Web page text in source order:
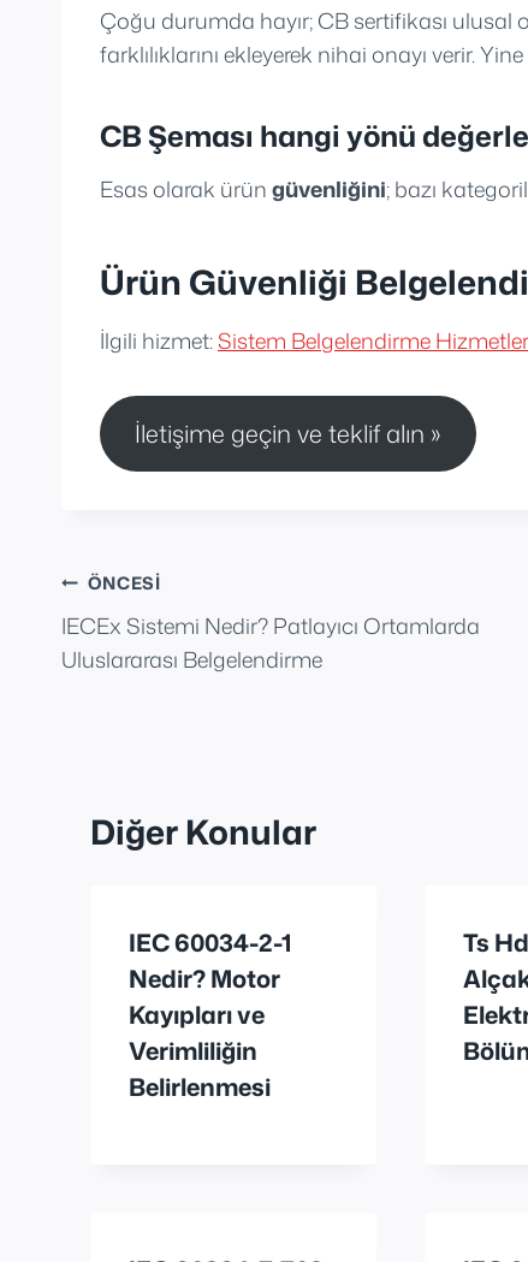
Çoğu durumda hayır; CB sertifikası ulusal
farklılıklarını ekleyerek nihai onayı verir.
CB Şeması hangi yönü
Esas olarak ürüngüvenliğini; bazı
Ürün Güvenliği
İlgili hizmet:Sistem Belgelendirme
İletişime geçin ve teklif alın »
Yazı
gezinmesi
ÖNCESI
IECEx Sistemi Nedir? Patlayıcı Ortamlarda
Uluslararası Belgelendirme
Diğer Konular
IEC 60034-2-1
Nedir? Motor
Kayıpları ve
Verimliliğin
Belirlenmesi
Ts